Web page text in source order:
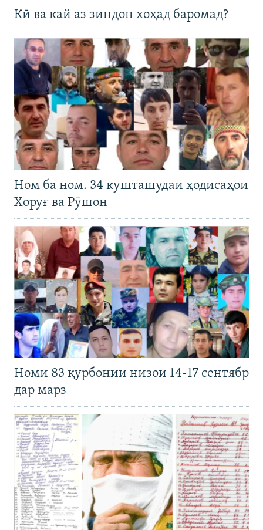
Кӣ ва кай аз зиндон хоҳад баромад?
Ном ба ном. 34 кушташудаи ҳодисаҳои
Хоруғ ва Рӯшон
Номи 83 қурбонии низои 14-17 сентябр
дар марз